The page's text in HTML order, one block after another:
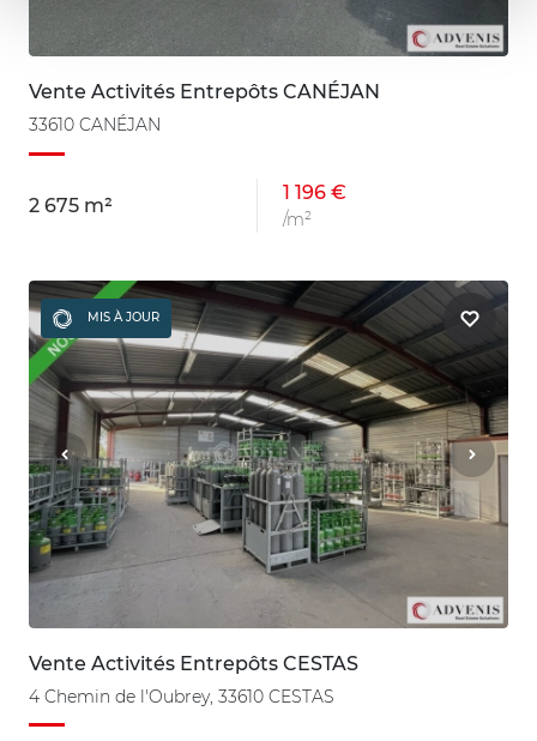
Vente Activités Entrepôts CANÉJAN
33610 CANÉJAN
2 675 m²
1 196 €
/m²
MIS À JOUR
Vente Activités Entrepôts CESTAS
4 Chemin de l'Oubrey, 33610 CESTAS